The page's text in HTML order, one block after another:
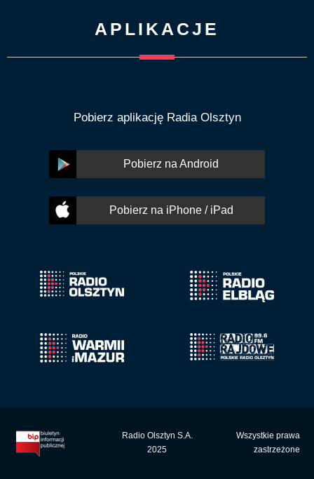
APLIKACJE
Pobierz aplikację Radia Olsztyn
Pobierz na Android
Pobierz na iPhone / iPad
Radio Olsztyn S.A.
2025
Wszystkie prawa
zastrzeżone